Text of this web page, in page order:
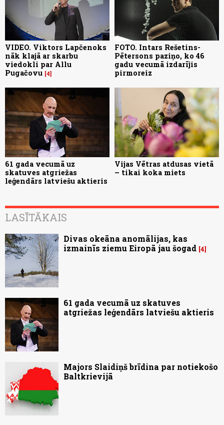
VIDEO. Viktors Lapčenoks
nāk klajā ar skarbu
viedokli par Allu
Pugačovu 4
FOTO. Intars Rešetins-
Pētersons paziņo, ko 46
gadu vecumā izdarījis
pirmoreiz
61 gada vecumā uz
skatuves atgriežas
leģendārs latviešu aktieris
Vijas Vētras atdusas vietā
– tikai koka miets
LASĪTĀKAIS
Divas okeāna anomālijas, kas
izmainīs ziemu Eiropā jau šogad 4
61 gada vecumā uz skatuves
atgriežas leģendārs latviešu aktieris
Majors Slaidiņš brīdina par notiekošo
Baltkrievijā